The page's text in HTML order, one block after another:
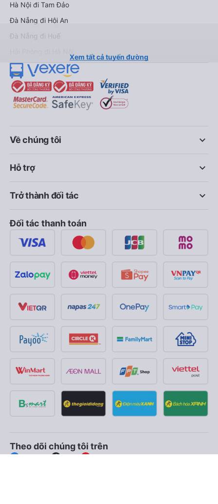
Hà Nội đi Tam Đảo
Đà Nẵng đi Hội An
Đà Nẵng đi Huế
Xem tất cả tuyến đường
keyboard_arrow_down
Về chúng tôi
keyboard_arrow_down
Hỗ trợ
keyboard_arrow_down
Trở thành đối tác
Đối tác thanh toán
Theo dõi chúng tôi trên
Facebook Tiktok Youtube